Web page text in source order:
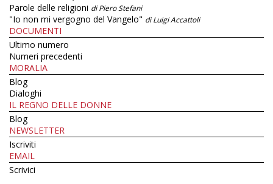
Parole delle religioni di Piero Stefani
"Io non mi vergogno del Vangelo" di Luigi Accattoli
DOCUMENTI
Ultimo numero
Numeri precedenti
MORALIA
Blog
Dialoghi
IL REGNO DELLE DONNE
Blog
NEWSLETTER
Iscriviti
EMAIL
Scrivici